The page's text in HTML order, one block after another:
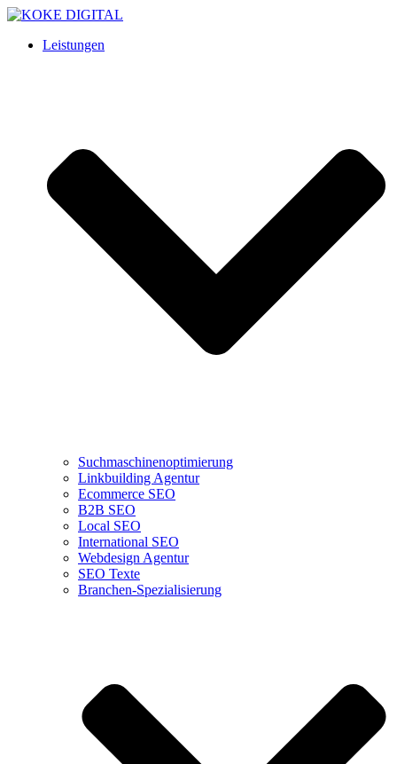
Leistungen
Suchmaschinenoptimierung
Linkbuilding Agentur
Ecommerce SEO
B2B SEO
Local SEO
International SEO
Webdesign Agentur
SEO Texte
Branchen-Spezialisierung